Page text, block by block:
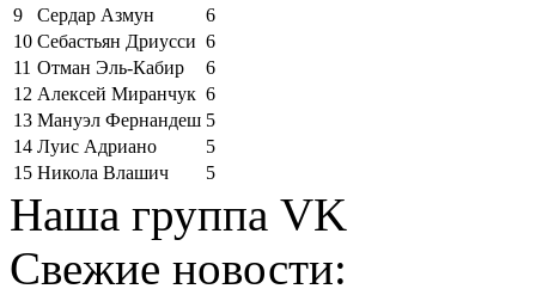
9
Сердар Азмун
6
10 Себастьян Дриусси 6
11 Отман Эль-Кабир
6
12 Алексей Миранчук 6
13 Мануэл Фернандеш 5
14 Луис Адриано
5
15 Никола Влашич 5
Наша группа VK
Свежие новости: